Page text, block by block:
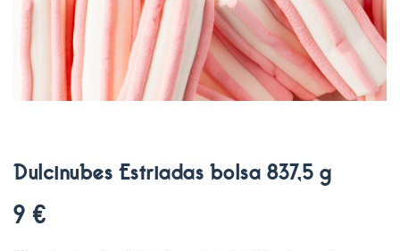
Dulcinubes Estriadas bolsa 837,5 g
9 €